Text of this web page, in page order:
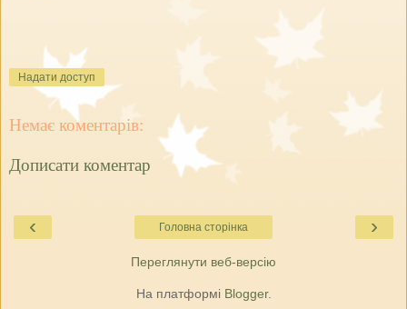
Надати доступ
Немає коментарів:
Дописати коментар
‹ ›
Головна сторінка
Переглянути веб-версію
На платформі Blogger.